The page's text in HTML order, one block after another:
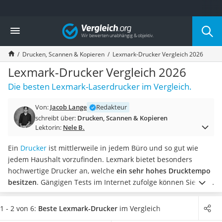
Die beliebtesten Vergleiche nach Kategorie
Elektronik
Powerstation
Monitor 32 Zoll 4K
Fernseher
Drucker
Desktop-PC
Diascanner
Laser-Multifunktionsdrucker
Powerstation mit Solarpanel
Gaming-PC
Soundbar
17-Zoll-Laptop
Satellitenschüssel
Gaming-Headset
Vergleich
Drucken, Scannen & Kopieren Lexmark-Drucker Vergleich 2026
Lexmark-Drucker Vergleich 2026
Die besten Lexmark-Laserdrucker im Vergleich.
Von: Jacob Lange
Redakteur
schreibt über: Drucken, Scannen & Kopieren
Lektorin: Nele B.
Ein Drucker ist mittlerweile in jedem Büro und so gut wie
jedem Haushalt vorzufinden. Lexmark bietet besonders
hochwertige Drucker an, welche ein sehr hohes Drucktempo
besitzen. Gängigen Tests im Internet zufolge können Sie mit
einigen Druckern von Lexmark über 30 Seiten pro Minute
drucken. Es sind sowohl Lexmark-Farbdrucker als auch
1 - 2 von 6: Beste Lexmark-Drucker im Vergleich